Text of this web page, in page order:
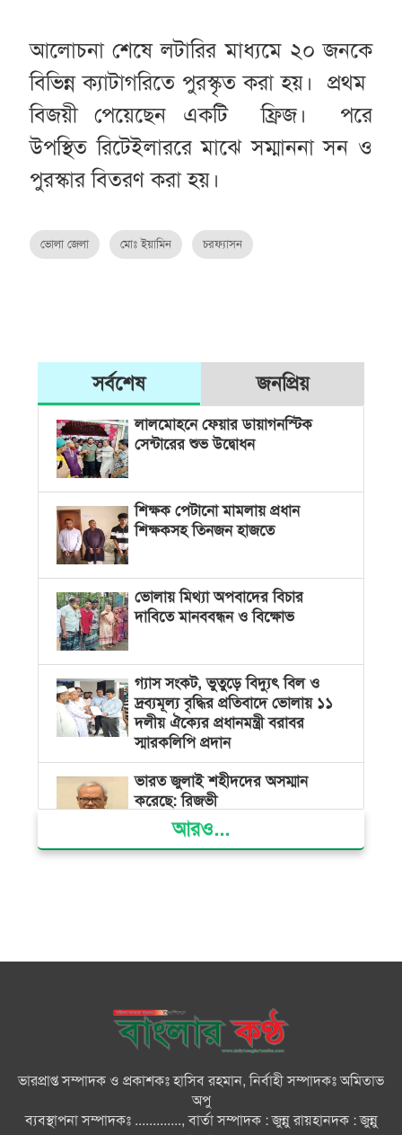
আলোচনা শেষে লটারির মাধ্যমে ২০ জনকে
বিভিন্ন ক্যাটাগরিতে পুরস্কৃত করা হয়। প্রথম
বিজয়ী পেয়েছেন একটি ফ্রিজ। পরে
উপস্থিত রিটেইলাররে মাঝে সম্মাননা সন ও
পুরস্কার বিতরণ করা হয়।
ভোলা জেলা মোঃ ইয়ামিন চরফ্যাসন
সর্বশেষ জনপ্রিয়
লালমোহনে ফেয়ার ডায়াগনস্টিক
সেন্টারের শুভ উদ্বোধন
শিক্ষক পেটানো মামলায় প্রধান
শিক্ষকসহ তিনজন হাজতে
ভোলায় মিথ্যা অপবাদের বিচার
দাবিতে মানববন্ধন ও বিক্ষোভ
গ্যাস সংকট, ভুতুড়ে বিদ্যুৎ বিল ও
দ্রব্যমূল্য বৃদ্ধির প্রতিবাদে ভোলায় ১১
দলীয় ঐক্যের প্রধানমন্ত্রী বরাবর
স্মারকলিপি প্রদান
ভারত জুলাই শহীদদের অসম্মান
করেছে: রিজভী
মোটরসাইকেলে সর্বাধিক মৃত্যু
দেশের বিভিন্ন স্থানে বৃষ্টির পূর্বাভাস
গ্যাস সংকট, বিদ্যুতের ‘ভূতুড়ে বিলের’
প্রতিবাদ: চুলা-পাতিল নিয়ে অবস্থান
আরও...
ভারপ্রাপ্ত সম্পাদক ও প্রকাশকঃ হাসিব রহমান, নির্বাহী সম্পাদকঃ অমিতাভ
অপু
ব্যবস্থাপনা সম্পাদকঃ ............., বার্তা সম্পাদক : জুন্নু রায়হানদক : জুন্নু